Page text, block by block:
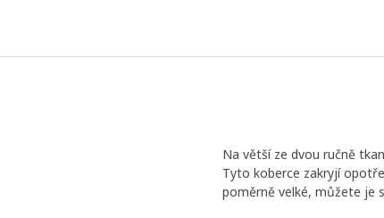
Na větší ze dvou ručně
Tyto koberce zakryjí
poměrně velké, můžete je